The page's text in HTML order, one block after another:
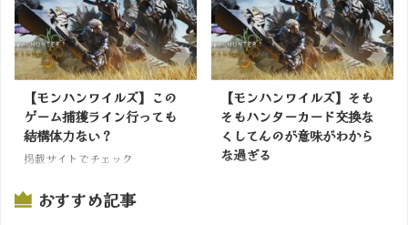
【モンハンワイルズ】この
ゲーム捕獲ライン行っても
結構体力ない？
掲載サイトでチェック
【モンハンワイルズ】そも
そもハンターカード交換な
くしてんのが意味がわから
な過ぎる
おすすめ記事